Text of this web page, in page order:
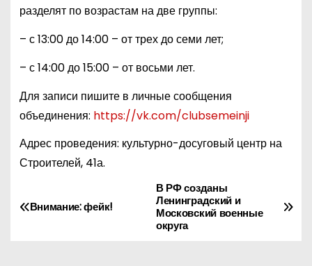
разделят по возрастам на две группы:
– с 13:00 до 14:00 – от трех до семи лет;
– с 14:00 до 15:00 – от восьми лет.
Для записи пишите в личные сообщения
объединения: https://vk.com/clubsemeinji
Адрес проведения: культурно-досуговый центр на
Строителей, 41а.
Н
В РФ созданы
Ленинградский и
Московский военные
округа
Внимание: фейк!